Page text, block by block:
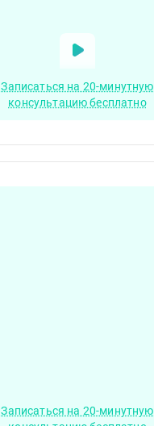
Записаться на 20-минутную
консультацию бесплатно
Записаться на 20-минутную